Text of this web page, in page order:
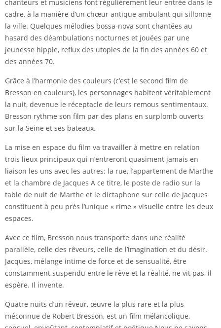
chanteurs et musiciens font régulièrement leur entrée dans le
cadre, à la manière d’un chœur antique ambulant qui sillonne
la ville. Quelques mélodies bossa-nova sont chantées au
hasard des déambulations nocturnes et jouées par une
jeunesse hippie, reflux des utopies de la fin des années 60 et
des années 70.
Grâce à l’harmonie des couleurs (c’est le second film de
Bresson en couleurs), les personnages habitent véritablement
la nuit, devenue le réceptacle de leurs remous sentimentaux.
Bresson rythme son film par des plans en surplomb ouverts
sur la Seine et ses bateaux.
La mise en espace du film va travailler à mettre en relation
trois lieux principaux qui n’entreront quasiment jamais en
liaison les uns avec les autres: la rue, l’appartement de Marthe
et la chambre de Jacques A ce titre, le poste de radio sur la
table de nuit de Marthe et le dictaphone sur celle de Jacques
constituent à peu près l’unique « rime » visuelle entre les deux
espaces.
Avec ce film, Bresson nous transporte dans une réalité
parallèle, celle des rêveurs, celle de l’imagination et du désir.
Jacques, mélange intime de force et de sensualité, être
constamment suspendu entre le rêve et la réalité, ne vit pas, il
espère. Il invente.
Quatre nuits d’un rêveur, œuvre la plus rare et la plus
méconnue de Robert Bresson, est un film mélancolique,